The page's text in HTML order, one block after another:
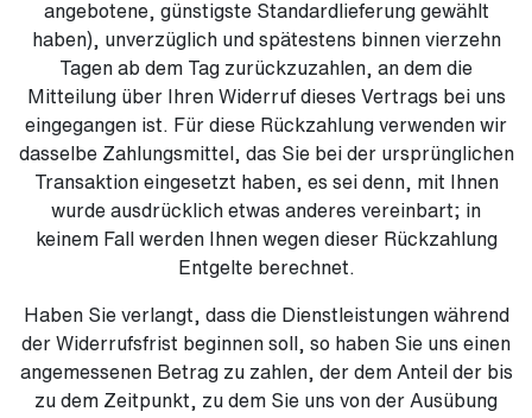
angebotene, günstigste Standardlieferung gewählt
haben), unverzüglich und spätestens binnen vierzehn
Tagen ab dem Tag zurückzuzahlen, an dem die
Mitteilung über Ihren Widerruf dieses Vertrags bei uns
eingegangen ist. Für diese Rückzahlung verwenden wir
dasselbe Zahlungsmittel, das Sie bei der ursprünglichen
Transaktion eingesetzt haben, es sei denn, mit Ihnen
wurde ausdrücklich etwas anderes vereinbart; in
keinem Fall werden Ihnen wegen dieser Rückzahlung
Entgelte berechnet.
Haben Sie verlangt, dass die Dienstleistungen während
der Widerrufsfrist beginnen soll, so haben Sie uns einen
angemessenen Betrag zu zahlen, der dem Anteil der bis
zu dem Zeitpunkt, zu dem Sie uns von der Ausübung